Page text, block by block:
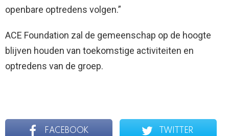
openbare optredens volgen.”
ACE Foundation zal de gemeenschap op de hoogte
blijven houden van toekomstige activiteiten en
optredens van de groep.
FACEBOOK TWITTER